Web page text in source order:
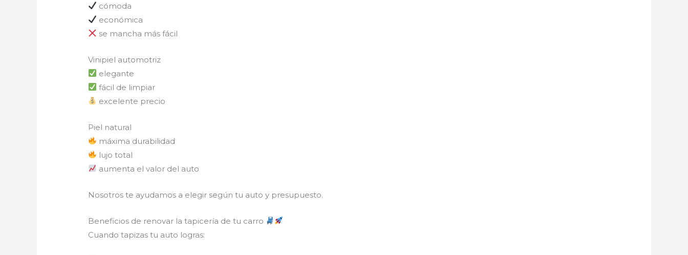
cómoda
económica
se mancha más fácil
Vinipiel automotriz
elegante
fácil de limpiar
excelente precio
Piel natural
máxima durabilidad
lujo total
aumenta el valor del auto
Nosotros te ayudamos a elegir según tu auto y presupuesto.
Beneficios de renovar la tapicería de tu carro
Cuando tapizas tu auto logras: